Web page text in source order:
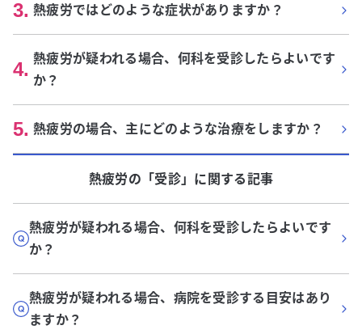
3. 熱疲労ではどのような症状がありますか？
4. 熱疲労が疑われる場合、何科を受診したらよいです
か？
5. 熱疲労の場合、主にどのような治療をしますか？
熱疲労の「受診」に関する記事
熱疲労が疑われる場合、何科を受診したらよいです
か？
熱疲労が疑われる場合、病院を受診する目安はあり
ますか？